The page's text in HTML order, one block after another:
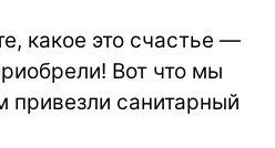
какое это счастье —
Вот что мы
привезли санитарный